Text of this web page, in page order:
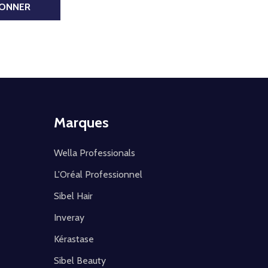
Marques
Wella Professionals
L'Oréal Professionnel
Sibel Hair
Inveray
Kérastase
Sibel Beauty